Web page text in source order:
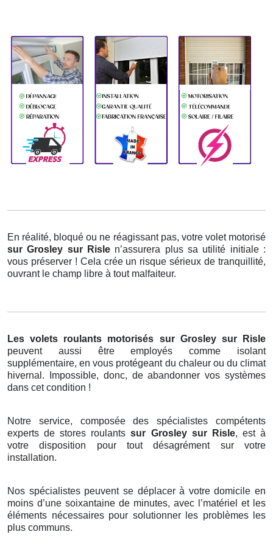
En réalité, bloqué ou ne réagissant pas, votre volet motorisé
sur Grosley sur Risle n’assurera plus sa utilité initiale :
vous préserver ! Cela crée un risque sérieux de tranquillité,
ouvrant le champ libre à tout malfaiteur.
Les volets roulants motorisés sur Grosley sur Risle
peuvent aussi être employés comme isolant
supplémentaire, en vous protégeant du chaleur ou du climat
hivernal. Impossible, donc, de abandonner vos systèmes
dans cet condition !
Notre service, composée des spécialistes compétents
experts de stores roulantssur Grosley sur Risle, est à
votre disposition pour tout désagrément sur votre
installation.
Nos spécialistes peuvent se déplacer à votre domicile en
moins d’une soixantaine de minutes, avec l’matériel et les
éléments nécessaires pour solutionner les problèmes les
plus communs.